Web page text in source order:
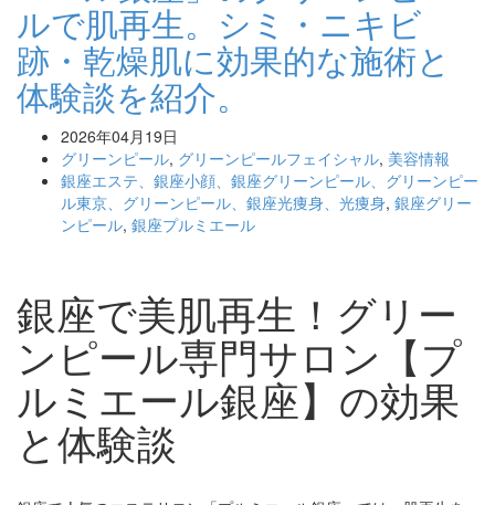
ルで肌再生。シミ・ニキビ
跡・乾燥肌に効果的な施術と
体験談を紹介。
2026年04月19日
グリーンピール, グリーンピールフェイシャル, 美容情報
銀座エステ、銀座小顔、銀座グリーンピール、グリーンピー
ル東京、グリーンピール、銀座光痩身、光痩身, 銀座グリー
ンピール, 銀座プルミエール
銀座で美肌再生！グリー
ンピール専門サロン【プ
ルミエール銀座】の効果
と体験談